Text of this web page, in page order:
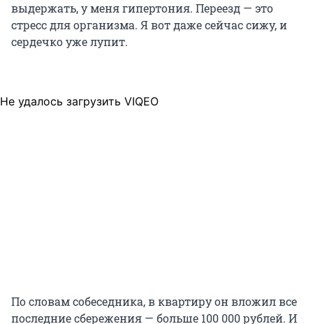
выдержать, у меня гипертония. Переезд — это
стресс для организма. Я вот даже сейчас сижу, и
сердечко уже лупит.
Не удалось загрузить VIQEO
По словам собеседника, в квартиру он вложил все
последние сбережения — больше 100 000 рублей. И